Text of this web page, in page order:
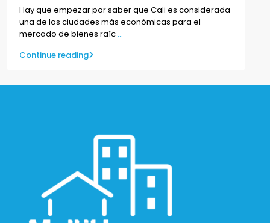
Hay que empezar por saber que Cali es considerada
una de las ciudades más económicas para el
mercado de bienes raíc ...
Continue reading